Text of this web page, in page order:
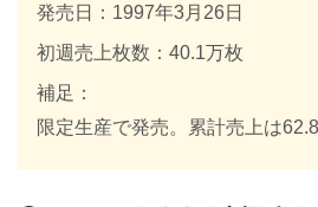
発売日：1997年3月26日
初週売上枚数：40.1万枚
補足：
限定生産で発売。累計売上は